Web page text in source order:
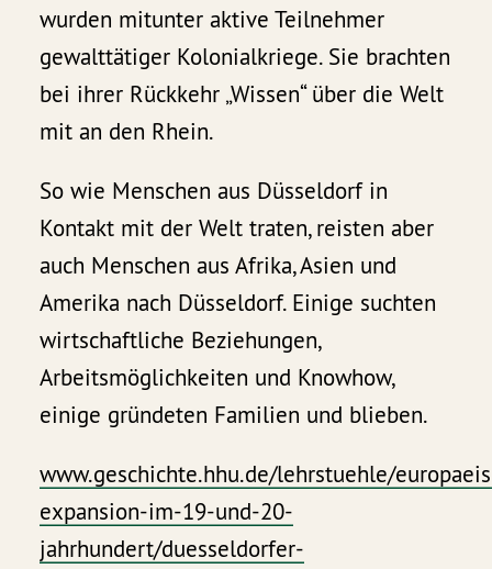
wurden mitunter aktive Teilnehmer
gewalttätiger Kolonialkriege. Sie brachten
bei ihrer Rückkehr „Wissen“ über die Welt
mit an den Rhein.
So wie Menschen aus Düsseldorf in
Kontakt mit der Welt traten, reisten aber
auch Menschen aus Afrika, Asien und
Amerika nach Düsseldorf. Einige suchten
wirtschaftliche Beziehungen,
Arbeitsmöglichkeiten und Knowhow,
einige gründeten Familien und blieben.
www.geschichte.hhu.de/lehrstuehle/
expansion-im-19-und-20-
jahrhundert/duesseldorfer-